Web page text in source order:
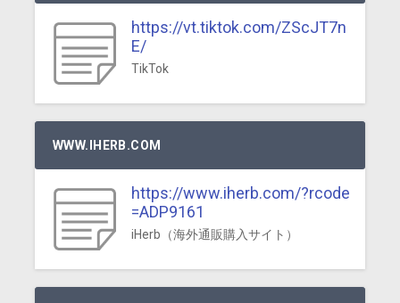
https://vt.tiktok.com/ZScJT7n
E/
TikTok
WWW.IHERB.COM
https://www.iherb.com/?rcode
=ADP9161
iHerb（海外通販購入サイト）